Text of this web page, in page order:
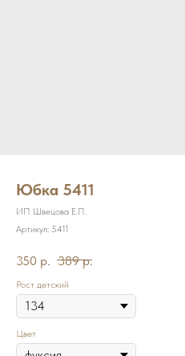
Юбка 5411
ИП Швецова Е.П.
Артикул: 5411
350 р. 389 р.
Рост детский
Цвет